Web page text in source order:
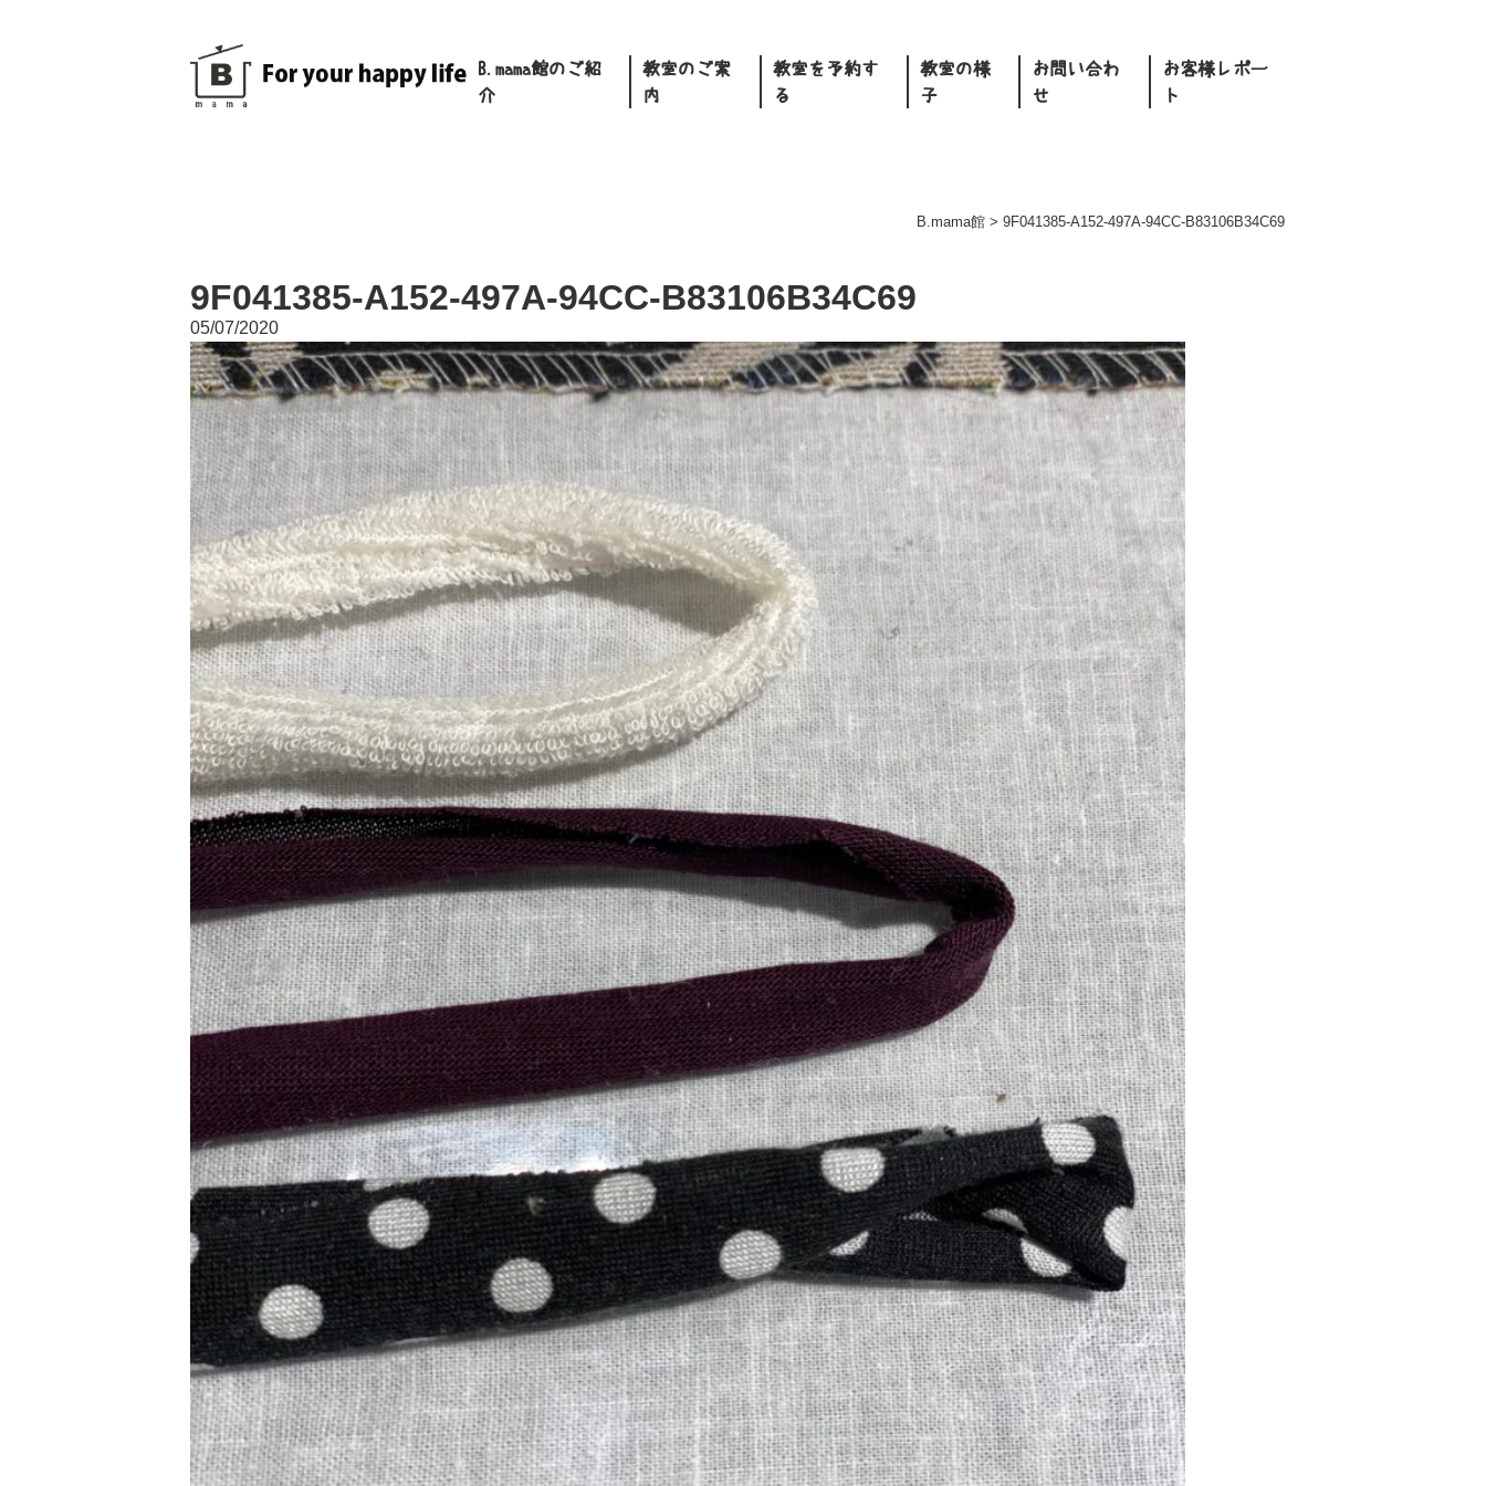
B.mama館のご紹
介
教室のご案
内
教室を予約す
る
教室の様
子
お問い合わ
せ
お客様レポー
ト
B.mama館 > 9F041385-A152-497A-94CC-B83106B34C69
9F041385-A152-497A-94CC-B83106B34C69
05/07/2020